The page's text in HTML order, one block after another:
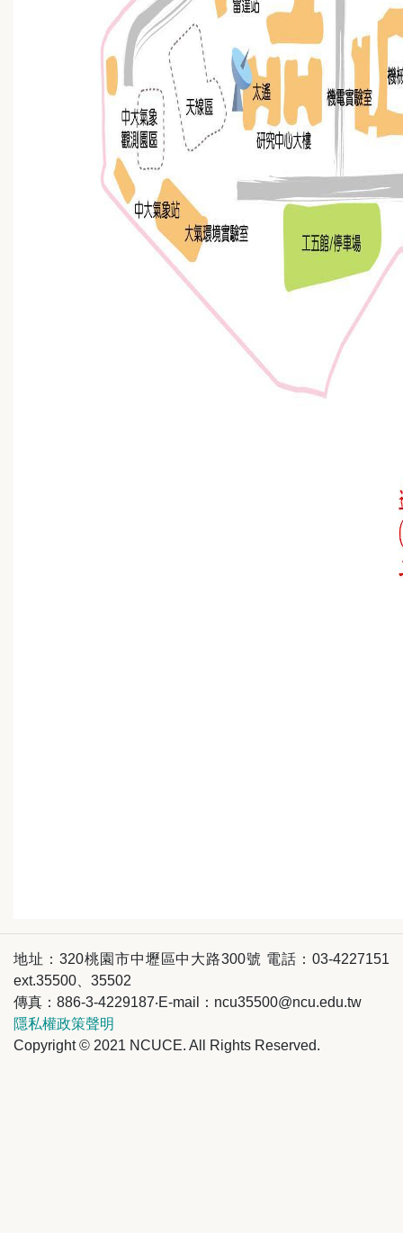
地址：320桃園市中壢區中大路300號 電話：03-4227151
ext.35500、35502
傳真：886-3-4229187‧E-mail：ncu35500@ncu.edu.tw
隱私權政策聲明
Copyright © 2021 NCUCE. All Rights Reserved.